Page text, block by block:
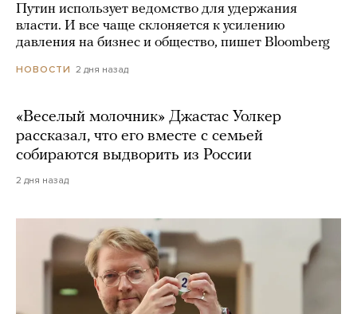
Путин использует ведомство для удержания
власти. И все чаще склоняется к усилению
давления на бизнес и общество, пишет Bloomberg
НОВОСТИ 2 дня назад
«Веселый молочник» Джастас Уолкер
рассказал, что его вместе с семьей
собираются выдворить из России
2 дня назад